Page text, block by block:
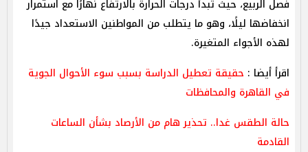
فصل الربيع، حيث تبدأ درجات الحرارة بالارتفاع نهارًا مع استمرار
انخفاضها ليلًا، وهو ما يتطلب من المواطنين الاستعداد جيدًا
لهذه الأجواء المتغيرة.
اقرأ أيضا : حقيقة تعطيل الدراسة بسبب سوء الأحوال الجوية
في القاهرة والمحافظات
حالة الطقس غدا.. تحذير هام من الأرصاد بشأن الساعات
القادمة